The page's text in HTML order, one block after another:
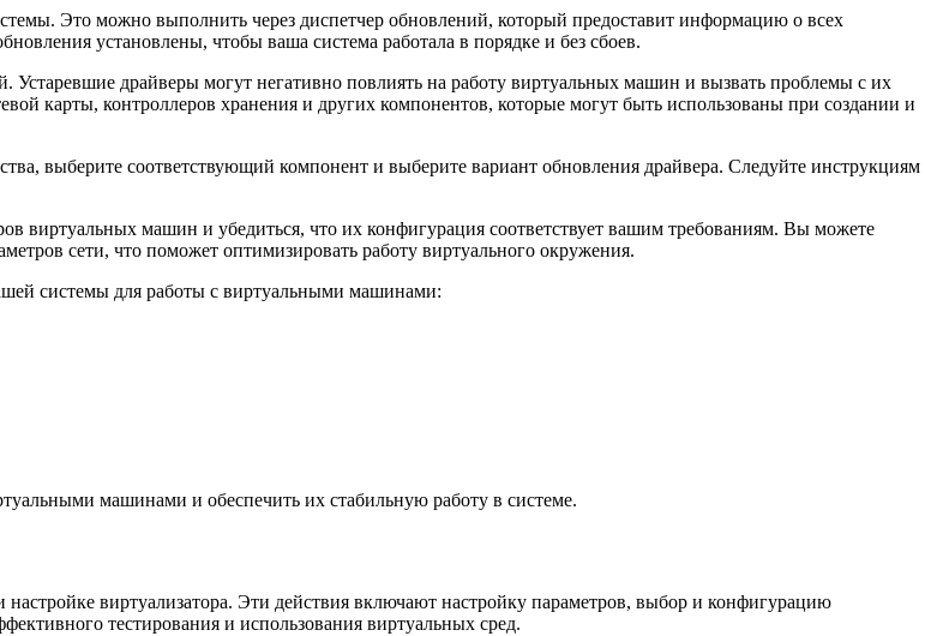
Это можно выполнить через диспетчер обновлений, который предоставит информацию о всех
установлены, чтобы ваша система работала в порядке и без сбоев.
Устаревшие драйверы могут негативно повлиять на работу виртуальных машин и вызвать проблемы с их
карты, контроллеров хранения и других компонентов, которые могут быть использованы при создании и
выберите соответствующий компонент и выберите вариант обновления драйвера. Следуйте инструкциям
виртуальных машин и убедиться, что их конфигурация соответствует вашим требованиям. Вы можете
сети, что поможет оптимизировать работу виртуального окружения.
системы для работы с виртуальными машинами:
машинами и обеспечить их стабильную работу в системе.
виртуализатора. Эти действия включают настройку параметров, выбор и конфигурацию
тестирования и использования виртуальных сред.